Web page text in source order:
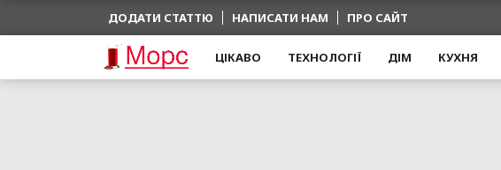
ДОДАТИ СТАТТЮ НАПИСАТИ НАМ ПРО САЙТ
ЦІКАВО ТЕХНОЛОГІЇ ДІМ КУХНЯ